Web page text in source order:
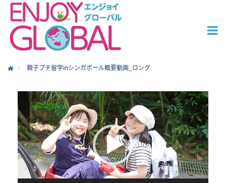
親子プチ留学inシンガポール概要動画_ロング
画
プ
レ
ー